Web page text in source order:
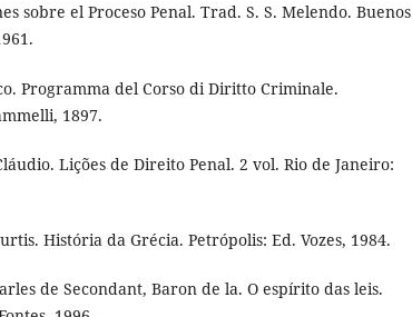
sobre el Proceso Penal. Trad. S. S. Melendo. Buenos
Programma del Corso di Diritto Criminale.
1897.
Lições de Direito Penal. 2 vol. Rio de Janeiro:
História da Grécia. Petrópolis: Ed. Vozes, 1984.
de Secondant, Baron de la. O espírito das leis.